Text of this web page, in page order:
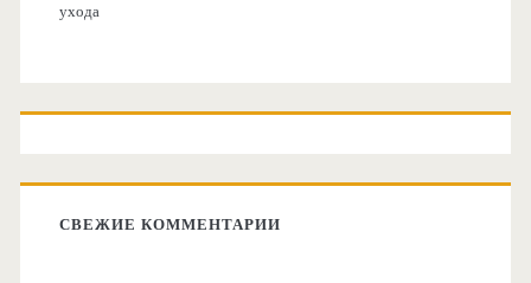
ухода
СВЕЖИЕ КОММЕНТАРИИ